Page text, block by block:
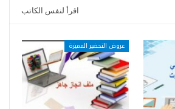
اقرأ لنفس الكاتب
عروض التحضير المميزة